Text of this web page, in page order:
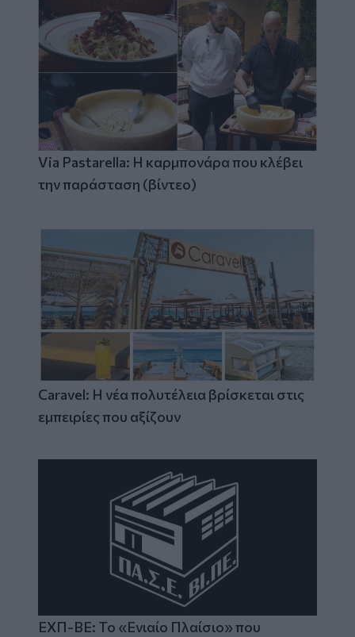
Via Pastarella: Η καρμπονάρα που κλέβει
την παράσταση (βίντεο)
Caravel: Η νέα πολυτέλεια βρίσκεται στις
εμπειρίες που αξίζουν
ΕΧΠ-ΒΕ: Το «Ενιαίο Πλαίσιο» που